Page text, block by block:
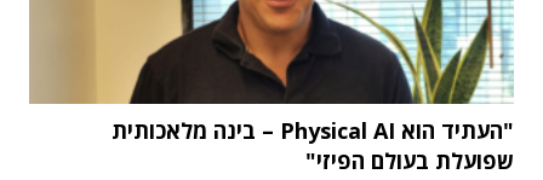
"העתיד הוא Physical AI – בינה מלאכותית
שפועלת בעולם הפיזי"